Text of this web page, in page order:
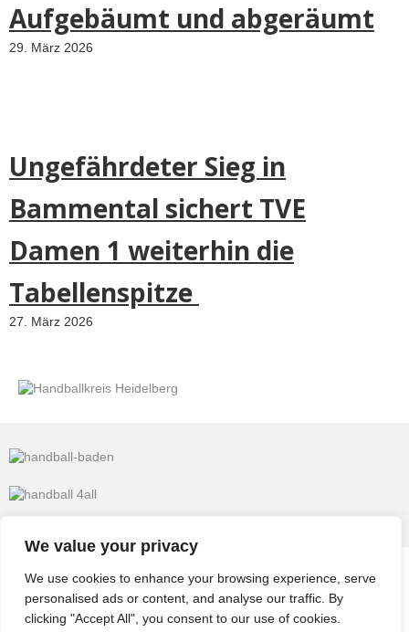
We value your privacy
We use cookies to enhance your browsing experience, serve
personalised ads or content, and analyse our traffic. By
clicking "Accept All", you consent to our use of cookies.
Aufgebäumt und abgeräumt
29. März 2026
Ungefährdeter Sieg in
Bammental sichert TVE
Damen 1 weiterhin die
Tabellenspitze
27. März 2026
© 2026 TV Eppelheim
Impressum & Datenschutz
Datenschutzerklärung